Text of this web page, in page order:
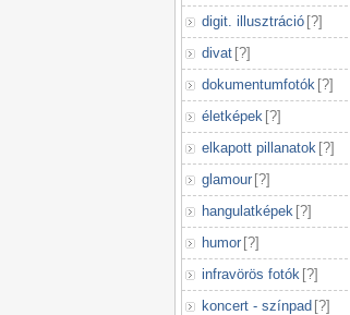
digit. illusztráció [?]
divat [?]
dokumentumfotók [?]
életképek [?]
elkapott pillanatok [?]
glamour [?]
hangulatképek [?]
humor [?]
infravörös fotók [?]
koncert - színpad [?]